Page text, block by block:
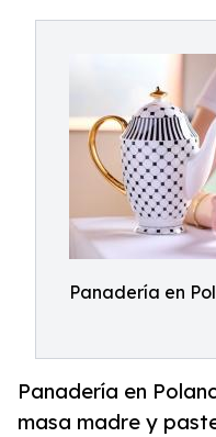
Panadería en
Panadería en
masa madre y